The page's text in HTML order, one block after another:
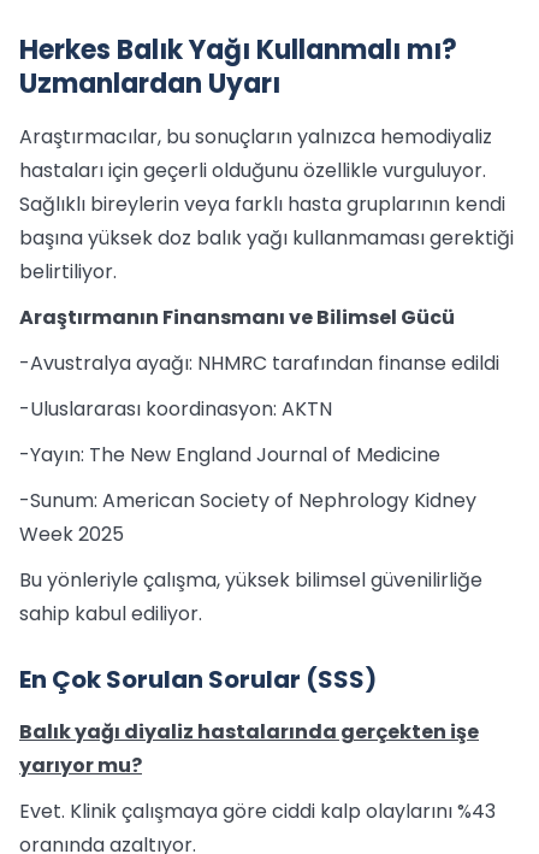
Herkes Balık Yağı Kullanmalı mı?
Uzmanlardan Uyarı
Araştırmacılar, bu sonuçların yalnızca hemodiyaliz
hastaları için geçerli olduğunu özellikle vurguluyor.
Sağlıklı bireylerin veya farklı hasta gruplarının kendi
başına yüksek doz balık yağı kullanmaması gerektiği
belirtiliyor.
Araştırmanın Finansmanı ve Bilimsel Gücü
-Avustralya ayağı: NHMRC tarafından finanse edildi
-Uluslararası koordinasyon: AKTN
-Yayın: The New England Journal of Medicine
-Sunum: American Society of Nephrology Kidney
Week 2025
Bu yönleriyle çalışma, yüksek bilimsel güvenilirliğe
sahip kabul ediliyor.
En Çok Sorulan Sorular (SSS)
Balık yağı diyaliz hastalarında gerçekten işe
yarıyor mu?
Evet. Klinik çalışmaya göre ciddi kalp olaylarını %43
oranında azaltıyor.